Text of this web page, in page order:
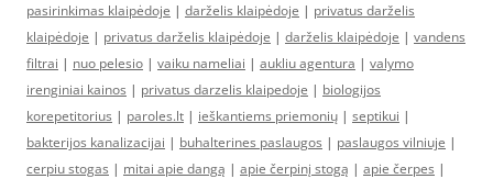
pasirinkimas klaipėdoje | darželis klaipėdoje | privatus darželis
klaipėdoje | privatus darželis klaipėdoje | darželis klaipėdoje | vandens
filtrai | nuo pelesio | vaiku nameliai | aukliu agentura | valymo
irenginiai kainos | privatus darzelis klaipedoje | biologijos
korepetitorius | paroles.lt | ieškantiems priemonių | septikui |
bakterijos kanalizacijai | buhalterines paslaugos | paslaugos vilniuje |
cerpiu stogas | mitai apie dangą | apie čerpinį stogą | apie čerpes |